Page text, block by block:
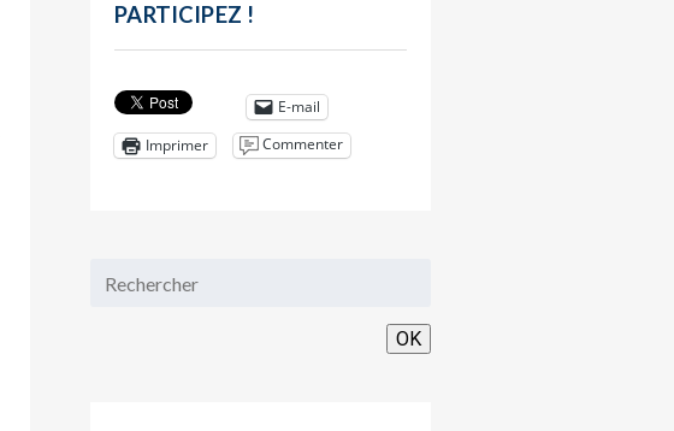
PARTICIPEZ !
E-mail
Imprimer
Commenter
OK